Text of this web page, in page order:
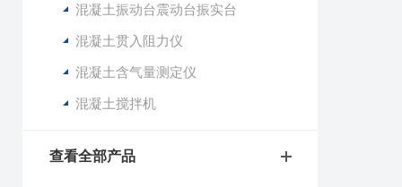
混凝土振动台震动台振实台
混凝土贯入阻力仪
混凝土含气量测定仪
混凝土搅拌机
查看全部产品